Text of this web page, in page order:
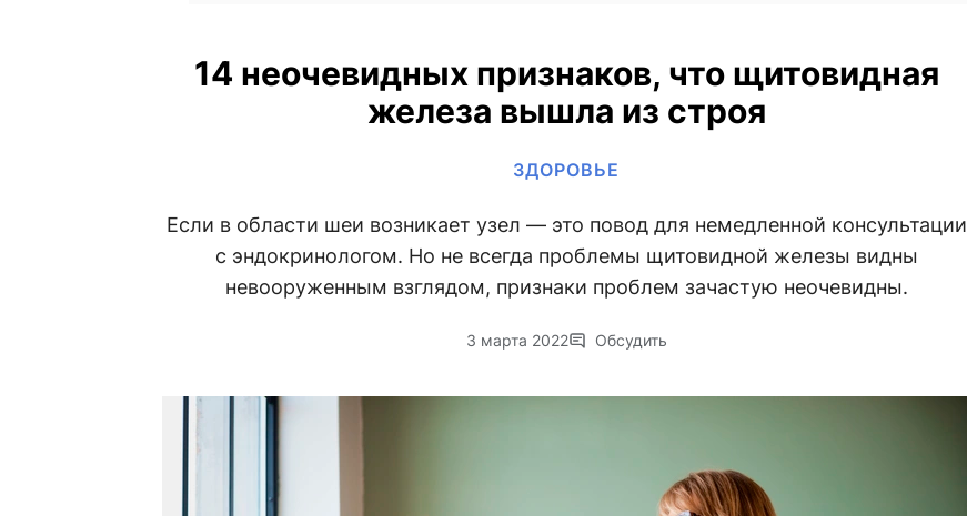
14 неочевидных признаков, что щитовидная
железа вышла из строя
ЗДОРОВЬЕ
Если в области шеи возникает узел — это повод для немедленной консультации
с эндокринологом. Но не всегда проблемы щитовидной железы видны
невооруженным взглядом, признаки проблем зачастую неочевидны.
3 марта 2022 Обсудить